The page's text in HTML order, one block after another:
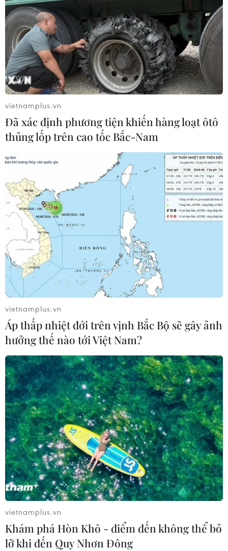
vietnamplus.vn
Đã xác định phương tiện khiến hàng loạt ôtô
thủng lốp trên cao tốc Bắc-Nam
vietnamplus.vn
Áp thấp nhiệt đới trên vịnh Bắc Bộ sẽ gây ảnh
hưởng thế nào tới Việt Nam?
vietnamplus.vn
Khám phá Hòn Khô - điểm đến không thể bỏ
lỡ khi đến Quy Nhơn Đông